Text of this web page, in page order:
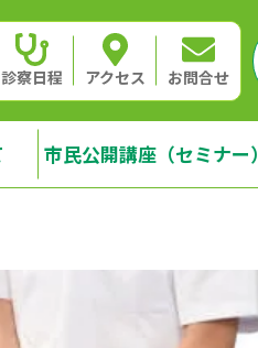
診察日程 アクセス お問合せ
市民公開講座（セミナー）